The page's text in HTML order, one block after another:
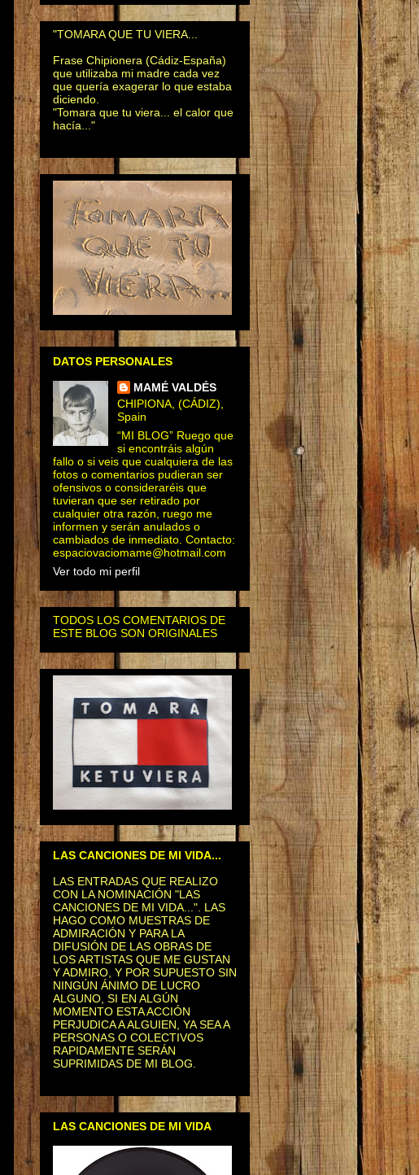
"TOMARA QUE TU VIERA...
Frase Chipionera (Cádiz-España)
que utilizaba mi madre cada vez
que quería exagerar lo que estaba
diciendo.
"Tomara que tu viera... el calor que
hacía..."
DATOS PERSONALES
MAMÉ VALDÉS
CHIPIONA, (CÁDIZ),
Spain
“MI BLOG” Ruego que
si encontráis algún
fallo o si veis que cualquiera de las
fotos o comentarios pudieran ser
ofensivos o consideraréis que
tuvieran que ser retirado por
cualquier otra razón, ruego me
informen y serán anulados o
cambiados de inmediato. Contacto:
espaciovaciomame@hotmail.com
Ver todo mi perfil
TODOS LOS COMENTARIOS DE
ESTE BLOG SON ORIGINALES
LAS CANCIONES DE MI VIDA...
LAS ENTRADAS QUE REALIZO
CON LA NOMINACIÓN "LAS
CANCIONES DE MI VIDA...". LAS
HAGO COMO MUESTRAS DE
ADMIRACIÓN Y PARA LA
DIFUSIÓN DE LAS OBRAS DE
LOS ARTISTAS QUE ME GUSTAN
Y ADMIRO, Y POR SUPUESTO SIN
NINGÚN ÁNIMO DE LUCRO
ALGUNO, SI EN ALGÚN
MOMENTO ESTA ACCIÓN
PERJUDICA A ALGUIEN, YA SEA A
PERSONAS O COLECTIVOS
RAPIDAMENTE SERÁN
SUPRIMIDAS DE MI BLOG.
LAS CANCIONES DE MI VIDA